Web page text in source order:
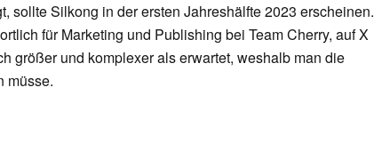
sollte Silkong in der ersten Jahreshälfte 2023 erscheinen.
für Marketing und Publishing bei Team Cherry, auf X
größer und komplexer als erwartet, weshalb man die
müsse.